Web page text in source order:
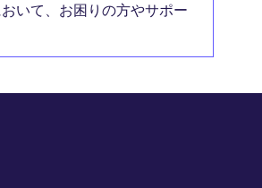
いて、お困りの方やサポー